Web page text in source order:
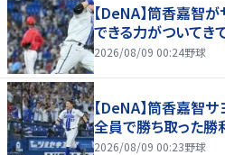
【DeNA】筒香嘉智
できる力がついてき
2026/08/09 00:24野球
【DeNA】筒香嘉智
全員で勝ち取った勝
2026/08/09 00:23野球